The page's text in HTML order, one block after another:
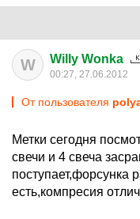
W Willy Wonka
00:27, 27.06.2012
От пользователя
Метки сегодня
свечи и 4 свеча
поступает,форсунка
есть,компресия